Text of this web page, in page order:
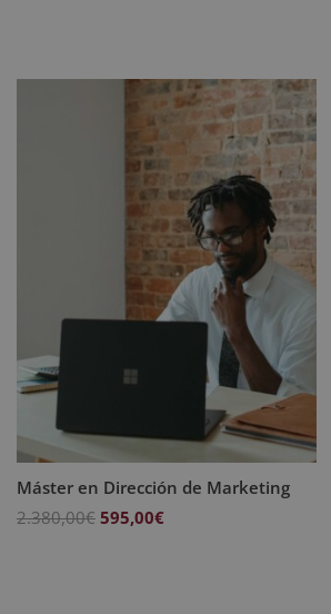
Máster en Dirección de Marketing
2.380,00€ El
595,00€